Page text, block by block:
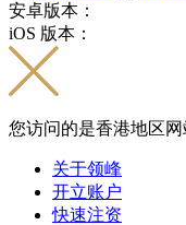
安卓版本：
iOS 版本：
您访问的是香港地区
关于领峰
开立账户
快速注资